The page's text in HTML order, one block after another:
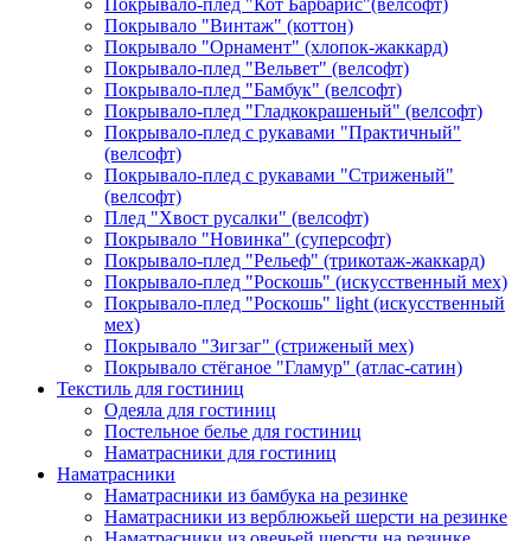
Покрывало-плед "Кот Барбарис"(велсофт)
Покрывало "Винтаж" (коттон)
Покрывало "Орнамент" (хлопок-жаккард)
Покрывало-плед "Вельвет" (велсофт)
Покрывало-плед "Бамбук" (велсофт)
Покрывало-плед "Гладкокрашеный" (велсофт)
Покрывало-плед с рукавами "Практичный"
(велсофт)
Покрывало-плед с рукавами "Стриженый"
(велсофт)
Плед "Хвост русалки" (велсофт)
Покрывало "Новинка" (суперсофт)
Покрывало-плед "Рельеф" (трикотаж-жаккард)
Покрывало-плед "Роскошь" (искусственный мех)
Покрывало-плед "Роскошь" light (искусственный
мех)
Покрывало "Зигзаг" (стриженый мех)
Покрывало стёганое "Гламур" (атлас-сатин)
Текстиль для гостиниц
Одеяла для гостиниц
Постельное белье для гостиниц
Наматрасники для гостиниц
Наматрасники
Наматрасники из бамбука на резинке
Наматрасники из верблюжьей шерсти на резинке